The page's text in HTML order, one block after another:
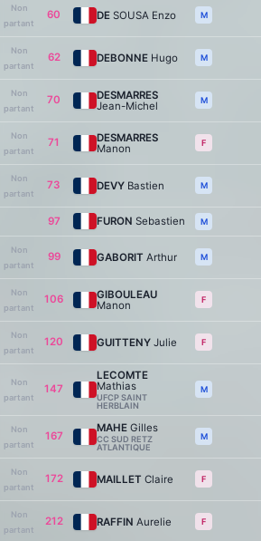
Non
partant
60 DE SOUSA Enzo M
Non
partant
62 DEBONNE Hugo M
Non
partant
70
DESMARRES
Jean-Michel
M
Non
partant
71
DESMARRES
Manon
F
Non
partant
73 DEVY Bastien M
97 FURON Sebastien M
Non
partant
99 GABORIT Arthur M
Non
partant
106
GIBOULEAU
Manon
F
Non
partant
120 GUITTENY Julie F
Non
partant
147
LECOMTE
Mathias
UFCP SAINT
HERBLAIN
M
Non
partant
167
MAHE Gilles
CC SUD RETZ
ATLANTIQUE
M
Non
partant
172 MAILLET Claire F
Non
partant
212 RAFFIN Aurelie F